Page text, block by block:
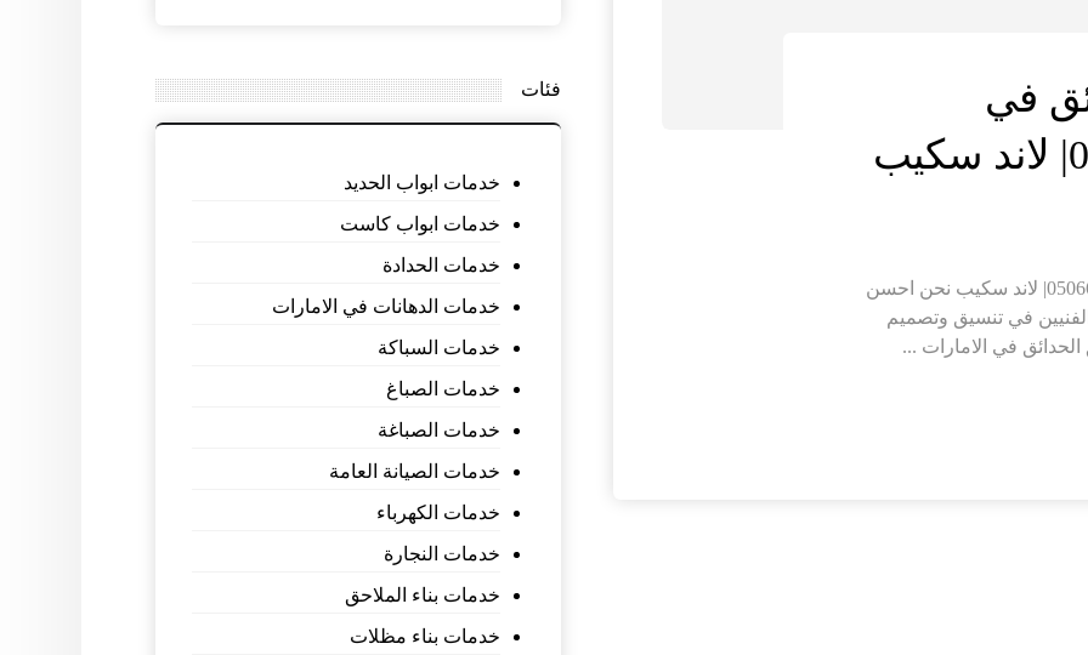
في
شركات تنسيق الحدائق في الامارات |0506691641| لاند سكيب نحن احسن
في تنسيق وتصميم
في الامارات ...
فئات
خدمات ابواب الحديد
خدمات ابواب كاست
خدمات الحدادة
خدمات الدهانات في الامارات
خدمات السباكة
خدمات الصباغ
خدمات الصباغة
خدمات الصيانة العامة
خدمات الكهرباء
خدمات النجارة
خدمات بناء الملاحق
خدمات بناء مظلات